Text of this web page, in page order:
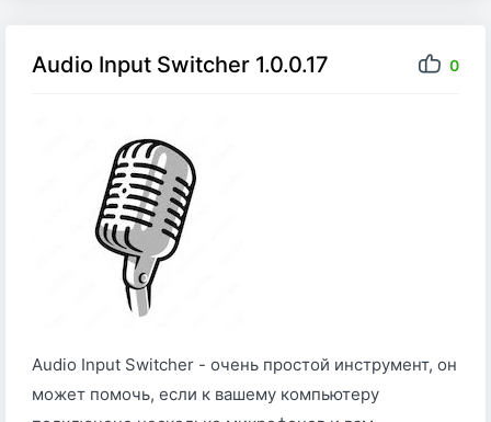
Audio Input Switcher 1.0.0.17 0
Audio Input Switcher - очень простой инструмент, он
может помочь, если к вашему компьютеру